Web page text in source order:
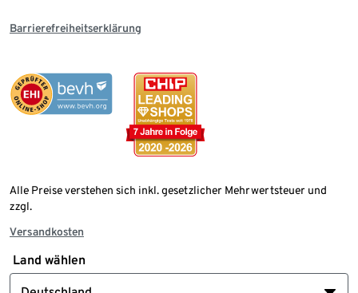
Barrierefreiheitserklärung
Alle Preise verstehen sich inkl. gesetzlicher Mehrwertsteuer und
zzgl.
Versandkosten
Land wählen